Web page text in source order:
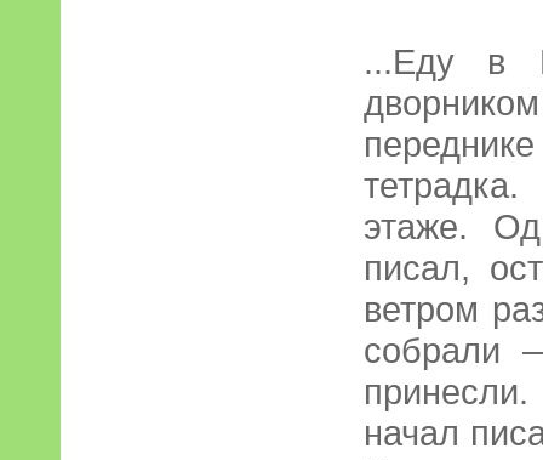
...Еду в
этаже.
писал,
ветром
собрали
начал